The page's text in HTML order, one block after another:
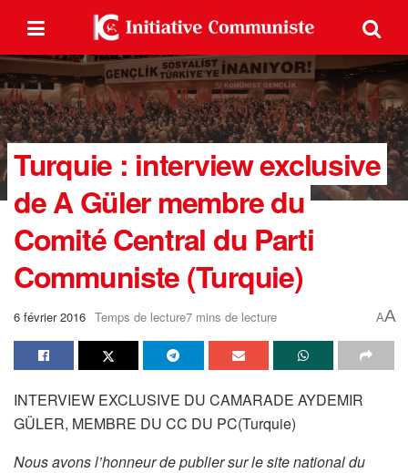
Turquie : interview exclusive
de A Güler membre du
Comité Central du Parti
Communiste (Turquie)
6 février 2016 Temps de lecture7 mins de lecture AA
INTERVIEW EXCLUSIVE DU CAMARADE AYDEMIR
GÜLER, MEMBRE DU CC DU PC(Turquie)
Nous avons l’honneur de publier sur le site national du